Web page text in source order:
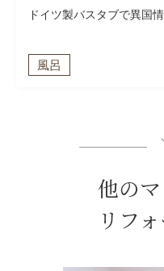
ドイツ製バスタブで異国
風呂
他の
リフ